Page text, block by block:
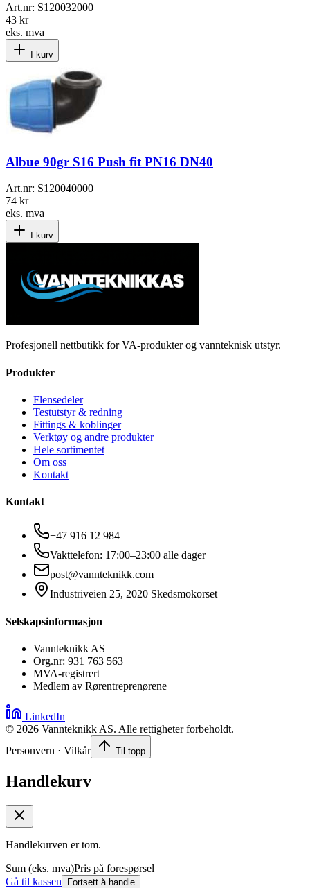
Art.nr: S120032000
43 kr
eks. mva
I kurv
Albue 90gr S16 Push fit PN16 DN40
Art.nr: S120040000
74 kr
eks. mva
I kurv
Profesjonell nettbutikk for VA-produkter og vannteknisk utstyr.
Produkter
Flensedeler
Testutstyr & redning
Fittings & koblinger
Verktøy og andre produkter
Hele sortimentet
Om oss
Kontakt
Kontakt
+47 916 12 984
Vakttelefon: 17:00–23:00 alle dager
post@vannteknikk.com
Industriveien 25, 2020 Skedsmokorset
Selskapsinformasjon
Vannteknikk AS
Org.nr: 931 763 563
MVA-registrert
Medlem av Rørentreprenørene
LinkedIn
© 2026 Vannteknikk AS. Alle rettigheter forbeholdt.
Personvern · Vilkår
Til topp
Handlekurv
Handlekurven er tom.
Sum (eks. mva)Pris på forespørsel
Gå til kassen
Fortsett å handle